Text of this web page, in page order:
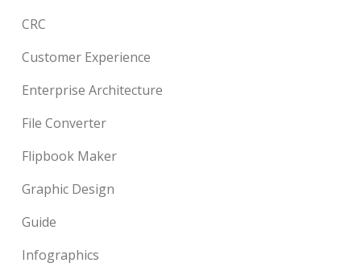
CRC
Customer Experience
Enterprise Architecture
File Converter
Flipbook Maker
Graphic Design
Guide
Infographics